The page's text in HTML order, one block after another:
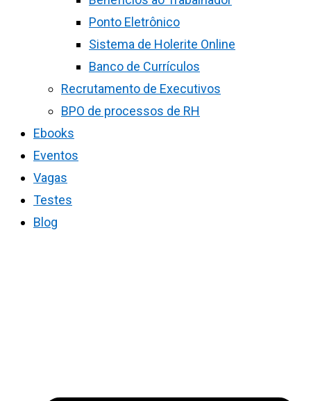
Ponto Eletrônico
Sistema de Holerite Online
Banco de Currículos
Recrutamento de Executivos
BPO de processos de RH
Ebooks
Eventos
Vagas
Testes
Blog